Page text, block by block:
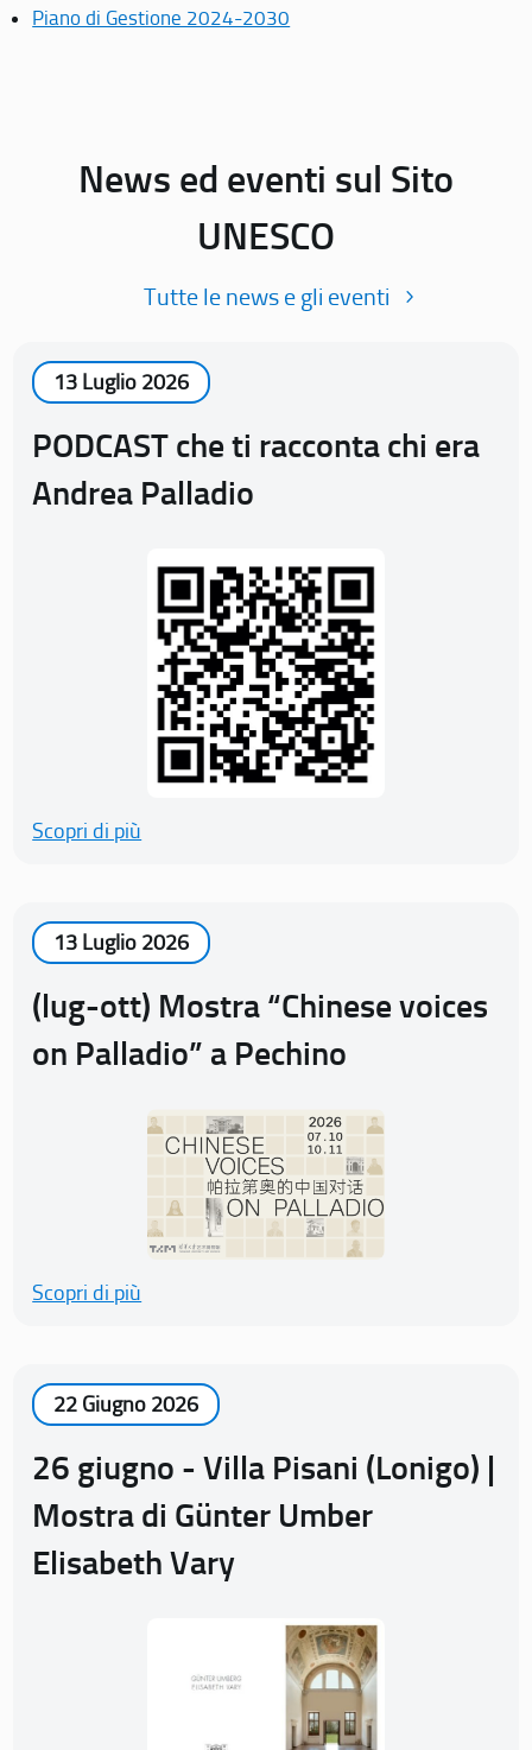
Piano di Gestione 2024-2030
News ed eventi sul Sito
UNESCO
Tutte le news e gli eventi
13 Luglio 2026
PODCAST che ti racconta chi era
Andrea Palladio
Scopri di più
13 Luglio 2026
(lug-ott) Mostra “Chinese voices
on Palladio” a Pechino
Scopri di più
22 Giugno 2026
26 giugno - Villa Pisani (Lonigo) |
Mostra di Günter Umber
Elisabeth Vary